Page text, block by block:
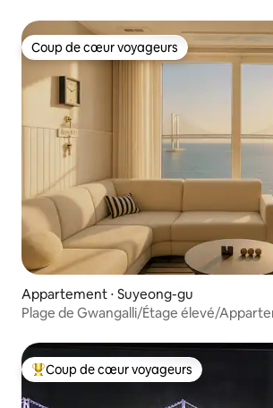
Coup de cœur voyageurs
Coup de cœur voyageurs
Appartement ⋅ Suyeong-gu
Plage de Gwangalli/Étage élevé/
Queen size/Netflix/Parking gratuit/Feux
d'artifice/Nouvelle construction
Coups de cœur voyageurs les plus
Coup de cœur voyageurs